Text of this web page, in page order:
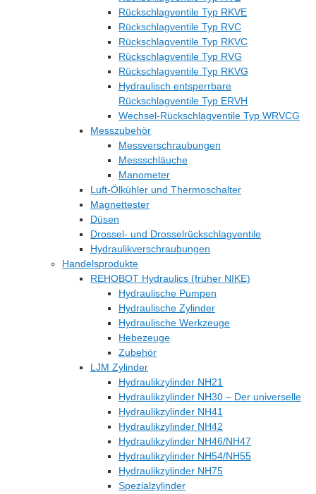
Rückschlagventile Typ RKVE
Rückschlagventile Typ RVC
Rückschlagventile Typ RKVC
Rückschlagventile Typ RVG
Rückschlagventile Typ RKVG
Hydraulisch entsperrbare
Rückschlagventile Typ ERVH
Wechsel-Rückschlagventile Typ WRVCG
Messzubehör
Messverschraubungen
Messschläuche
Manometer
Luft-Ölkühler und Thermoschalter
Magnettester
Düsen
Drossel- und Drosselrückschlagventile
Hydraulikverschraubungen
Handelsprodukte
REHOBOT Hydraulics (früher NIKE)
Hydraulische Pumpen
Hydraulische Zylinder
Hydraulische Werkzeuge
Hebezeuge
Zubehör
LJM Zylinder
Hydraulikzylinder NH21
Hydraulikzylinder NH30 – Der universelle
Hydraulikzylinder NH41
Hydraulikzylinder NH42
Hydraulikzylinder NH46/NH47
Hydraulikzylinder NH54/NH55
Hydraulikzylinder NH75
Spezialzylinder